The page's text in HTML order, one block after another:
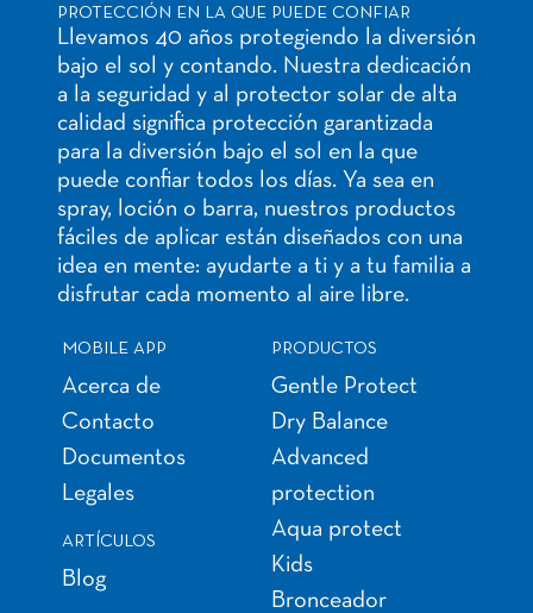
PROTECCIÓN EN LA QUE PUEDE CONFIAR
Llevamos 40 años protegiendo la diversión
bajo el sol y contando. Nuestra dedicación
a la seguridad y al protector solar de alta
calidad significa protección garantizada
para la diversión bajo el sol en la que
puede confiar todos los días. Ya sea en
spray, loción o barra, nuestros productos
fáciles de aplicar están diseñados con una
idea en mente: ayudarte a ti y a tu familia a
disfrutar cada momento al aire libre.
MOBILE APP
Acerca de
Contacto
Documentos
Legales
ARTÍCULOS
Blog
PRODUCTOS
Gentle Protect
Dry Balance
Advanced
protection
Aqua protect
Kids
Bronceador